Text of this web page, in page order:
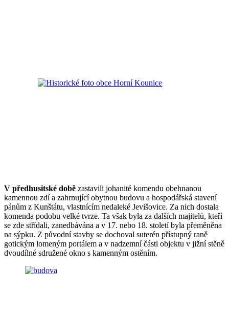
V předhusitské době zastavili johanité komendu obehnanou
kamennou zdí a zahrnující obytnou budovu a hospodářská stavení
pánům z Kunštátu, vlastnícím nedaleké Jevišovice. Za nich dostala
komenda podobu velké tvrze. Ta však byla za dalších majitelů, kteří
se zde střídali, zanedbávána a v 17. nebo 18. století byla přeměněna
na sýpku. Z původní stavby se dochoval suterén přístupný raně
gotickým lomeným portálem a v nadzemní části objektu v jižní stěně
dvoudílné sdružené okno s kamenným ostěním.